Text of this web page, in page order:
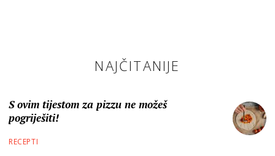
NAJČITANIJE
S ovim tijestom za pizzu ne možeš
pogriješiti!
RECEPTI